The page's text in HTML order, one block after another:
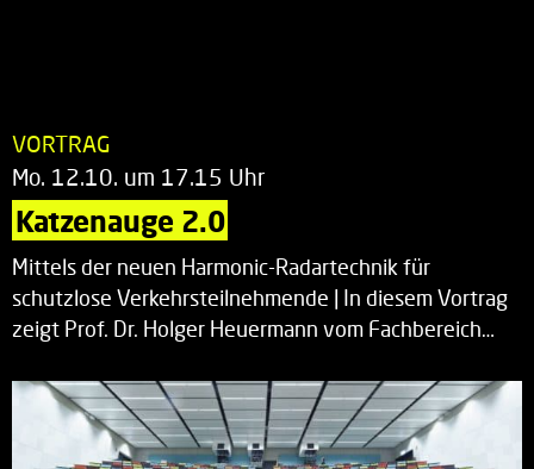
VORTRAG
Mo. 12.10. um 17.15 Uhr
Katzenauge 2.0
Mittels der neuen Harmonic-Radartechnik für
schutzlose Verkehrsteilnehmende | In diesem Vortrag
zeigt Prof. Dr. Holger Heuermann vom Fachbereich…